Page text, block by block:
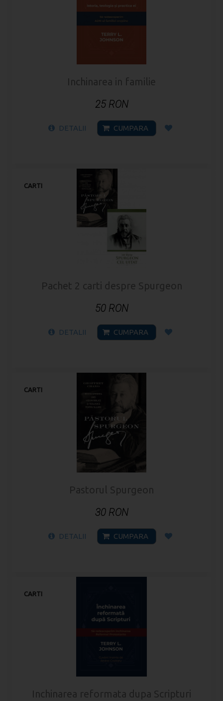
Inchinarea in familie
25 RON
DETALII CUMPARA
CARTI
Pachet 2 carti despre Spurgeon
50 RON
DETALII CUMPARA
CARTI
Pastorul Spurgeon
30 RON
DETALII CUMPARA
CARTI
Inchinarea reformata dupa Scripturi